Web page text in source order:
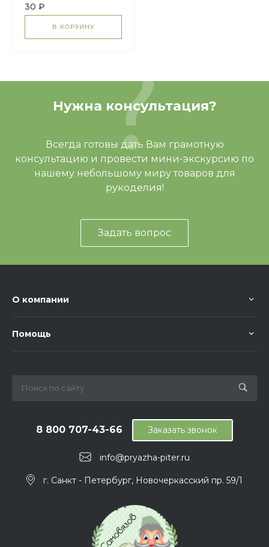
30 ₽
В КОРЗИНУ
Нужна консультация?
Всегда готовы дать Вам грамотную
консультацию и провести мини-экскурсию по
нашему небольшому миру товаров для
рукоделия!
Задать вопрос
О компании
Помощь
info@pryazha-piter.ru
8 800 707-43-66
г. Санкт - Петербург, Новочеркасский пр. 59/1
Заказать звонок